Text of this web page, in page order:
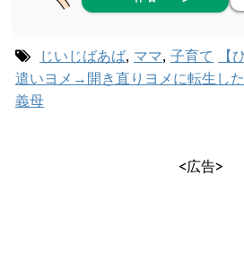
じいじばあば, ママ, 子育て
【
遣いヨメ→開き直りヨメに転生し
義母
<広告>